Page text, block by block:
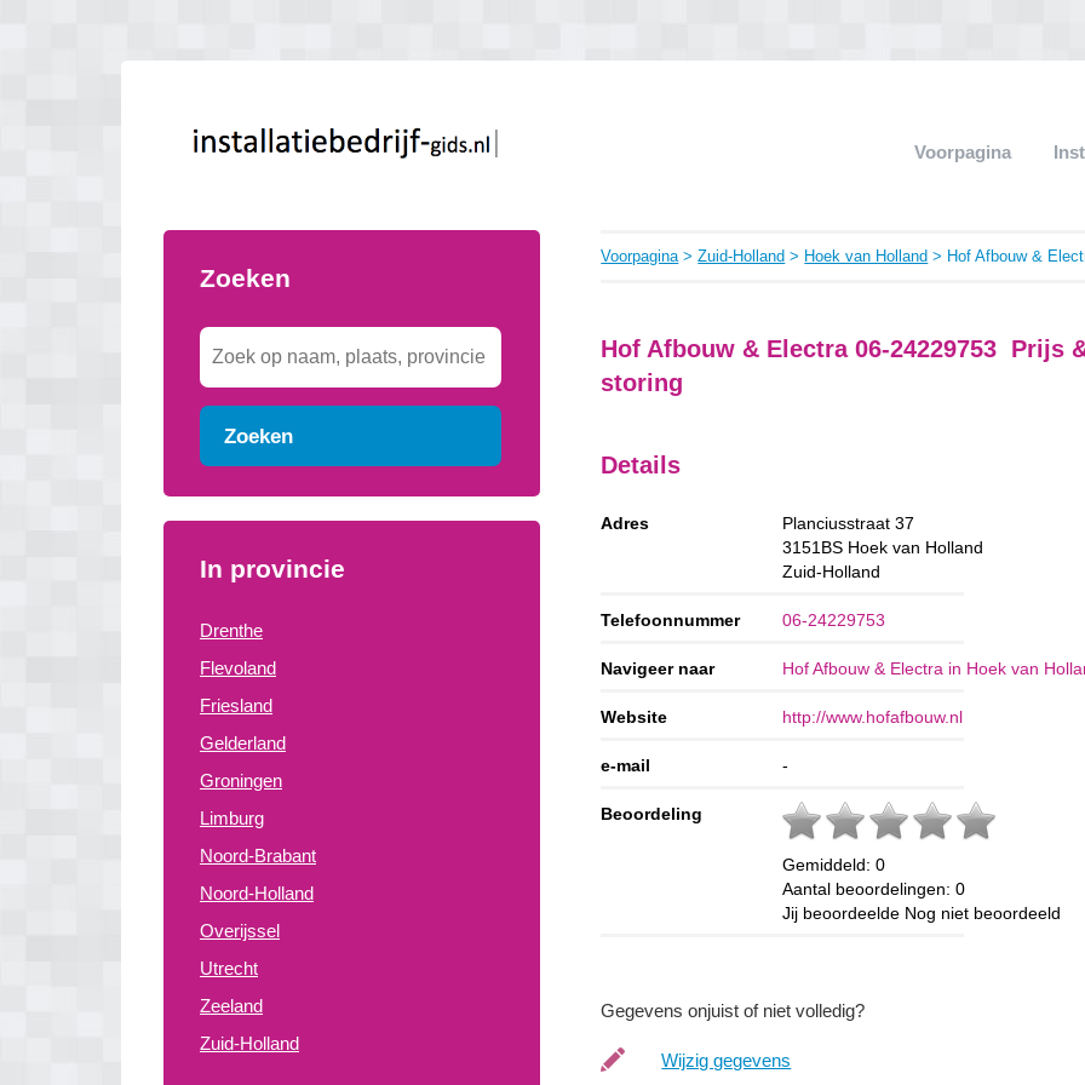
Voorpagina
Zoeken
Zoeken
In provincie
Drenthe
Flevoland
Friesland
Gelderland
Groningen
Limburg
Noord-Brabant
Noord-Holland
Overijssel
Utrecht
Zeeland
Zuid-Holland
Voorpagina>Zuid-Holland > Hoek van Holland > Hof Afbouw &
Hof Afbouw & Electra 06-24229753 Prijs
storing
Details
Adres
Planciusstraat 37
3151BS Hoek van Holland
Zuid-Holland
Telefoonnummer 06-24229753
Navigeer naar Hof Afbouw & Electra in Hoek van
Website http://www.hofafbouw.nl
e-mail -
Beoordeling
Gemiddeld:0
Aantal beoordelingen:0
Jij beoordeelde Nog niet beoordeeld
Gegevens onjuist of niet volledig?
Wijzig gegevens